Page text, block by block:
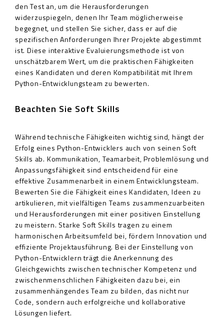
den Test an, um die Herausforderungen
widerzuspiegeln, denen Ihr Team möglicherweise
begegnet, und stellen Sie sicher, dass er auf die
spezifischen Anforderungen Ihrer Projekte abgestimmt
ist. Diese interaktive Evaluierungsmethode ist von
unschätzbarem Wert, um die praktischen Fähigkeiten
eines Kandidaten und deren Kompatibilität mit Ihrem
Python-Entwicklungsteam zu bewerten.
Beachten Sie Soft Skills
Während technische Fähigkeiten wichtig sind, hängt der
Erfolg eines Python-Entwicklers auch von seinen Soft
Skills ab. Kommunikation, Teamarbeit, Problemlösung und
Anpassungsfähigkeit sind entscheidend für eine
effektive Zusammenarbeit in einem Entwicklungsteam.
Bewerten Sie die Fähigkeit eines Kandidaten, Ideen zu
artikulieren, mit vielfältigen Teams zusammenzuarbeiten
und Herausforderungen mit einer positiven Einstellung
zu meistern. Starke Soft Skills tragen zu einem
harmonischen Arbeitsumfeld bei, fördern Innovation und
effiziente Projektausführung. Bei der Einstellung von
Python-Entwicklern trägt die Anerkennung des
Gleichgewichts zwischen technischer Kompetenz und
zwischenmenschlichen Fähigkeiten dazu bei, ein
zusammenhängendes Team zu bilden, das nicht nur
Code, sondern auch erfolgreiche und kollaborative
Lösungen liefert.